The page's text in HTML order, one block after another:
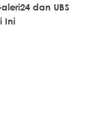
dan UBS
Ini